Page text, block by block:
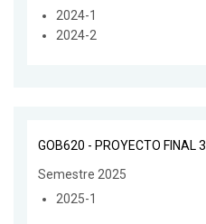
2024-1
2024-2
GOB620 - PROYECTO FINAL 3
Semestre 2025
2025-1